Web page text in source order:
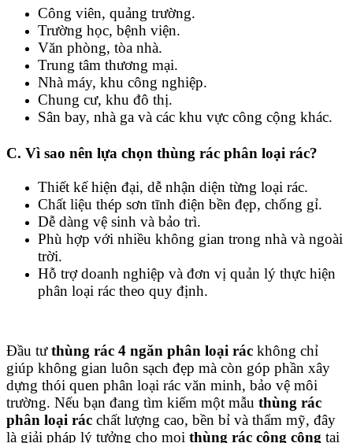
Công viên, quảng trường.
Trường học, bệnh viện.
Văn phòng, tòa nhà.
Trung tâm thương mại.
Nhà máy, khu công nghiệp.
Chung cư, khu đô thị.
Sân bay, nhà ga và các khu vực công cộng khác.
C. Vì sao nên lựa chọn thùng rác phân loại rác?
Thiết kế hiện đại, dễ nhận diện từng loại rác.
Chất liệu thép sơn tĩnh điện bền đẹp, chống gỉ.
Dễ dàng vệ sinh và bảo trì.
Phù hợp với nhiều không gian trong nhà và ngoài
trời.
Hỗ trợ doanh nghiệp và đơn vị quản lý thực hiện
phân loại rác theo quy định.
Đầu tưthùng rác 4 ngăn phân loại rác không chỉ
giúp không gian luôn sạch đẹp mà còn góp phần xây
dựng thói quen phân loại rác văn minh, bảo vệ môi
trường. Nếu bạn đang tìm kiếm một mẫu thùng rác
phân loại rác chất lượng cao, bền bỉ và thẩm mỹ, đây
là giải pháp lý tưởng cho mọi thùng rác công cộng tại